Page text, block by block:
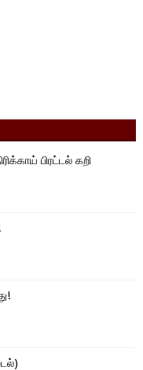
பிரட்டல் கறி